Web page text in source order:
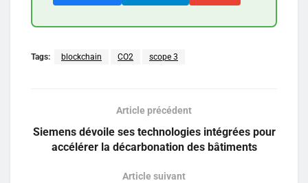
Tags: blockchain CO2 scope 3
Article précédent
Siemens dévoile ses technologies intégrées pour
accélérer la décarbonation des bâtiments
Article suivant